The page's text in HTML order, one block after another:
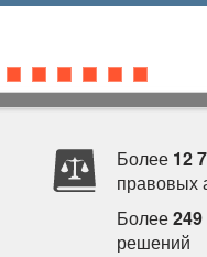
Более 12
правовых
Более249
решений